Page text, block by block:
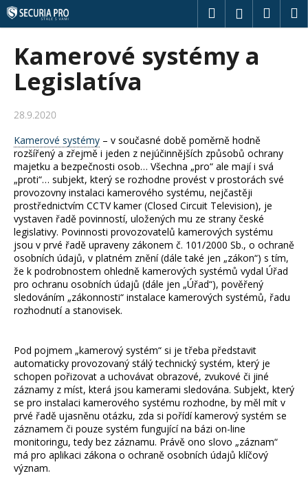
Přejít
na
obsah
HledatPřihlášení
Kamerové systémy a
Legislatíva
28.9.2020
Kamerové systémy – v současné době poměrně hodně
rozšířený a zřejmě i jeden z nejúčinnějších způsobů ochrany
majetku a bezpečnosti osob… Všechna „pro“ ale mají i svá
„proti“… subjekt, který se rozhodne provést v prostorách své
provozovny instalaci kamerového systému, nejčastěji
prostřednictvím CCTV kamer (Closed Circuit Television), je
vystaven řadě povinností, uložených mu ze strany české
legislativy. Povinnosti provozovatelů kamerových systému
jsou v prvé řadě upraveny zákonem č. 101/2000 Sb., o ochraně
osobních údajů, v platném znění (dále také jen „zákon“) s tím,
že k podrobnostem ohledně kamerových systémů vydal Úřad
pro ochranu osobních údajů (dále jen „Úřad“), pověřený
sledováním „zákonnosti“ instalace kamerových systémů, řadu
rozhodnutí a stanovisek.
Pod pojmem „kamerový systém“ si je třeba představit
automaticky provozovaný stálý technický systém, který je
schopen pořizovat a uchovávat obrazové, zvukové či jiné
záznamy z míst, která jsou kamerami sledována. Subjekt, který
se pro instalaci kamerového systému rozhodne, by měl mít v
prvé řadě ujasněnu otázku, zda si pořídí kamerový systém se
záznamem či pouze systém fungující na bázi on-line
monitoringu, tedy bez záznamu. Právě ono slovo „záznam“
má pro aplikaci zákona o ochraně osobních údajů klíčový
význam.
K
o
C
o
p
t
ř
e
b
u
j
e
t
e
n
j
í
t
?